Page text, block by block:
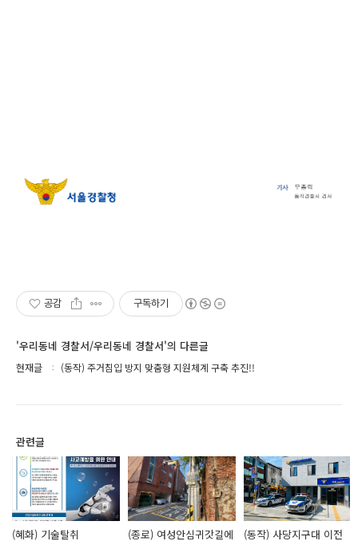
공감 구독하기
'우리동네 경찰서/우리동네 경찰서'의 다른글
현재글 (동작) 주거침입 방지 맞춤형 지원체계 구축 추진!!
관련글
(혜화) 기술탈취 (종로) 여성안심귀갓길에 (동작) 사당지구대 이전